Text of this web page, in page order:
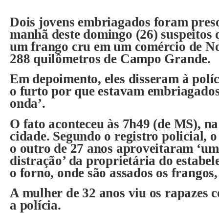
Dois jovens embriagados foram
manhã deste domingo (26)
um frango cru em um comércio de
288 quilômetros de Campo Grande.
Em depoimento, eles disseram à
o furto por que estavam
onda’.
O fato aconteceu às 7h49 (de MS),
cidade. Segundo o registro policial,
o outro de 27 anos aproveitaram
distração’ da proprietária do
o forno, onde são assados os
A mulher de 32 anos viu os rapazes
a polícia.